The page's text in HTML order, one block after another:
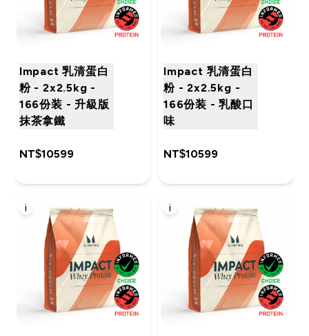
Impact 乳清蛋白
粉 - 2x2.5kg -
166份装 - 升級版
抹茶拿鐵
NT$10599‎
Impact 乳清蛋白
粉 - 2x2.5kg -
166份装 - 乳酸口
味
NT$10599‎
i i